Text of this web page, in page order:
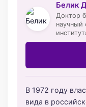
Белик
Доктор
научный
В 1972 году
вида в